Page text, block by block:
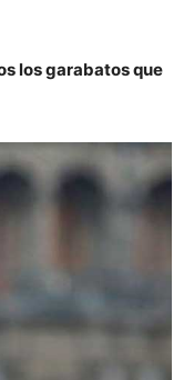
los garabatos que